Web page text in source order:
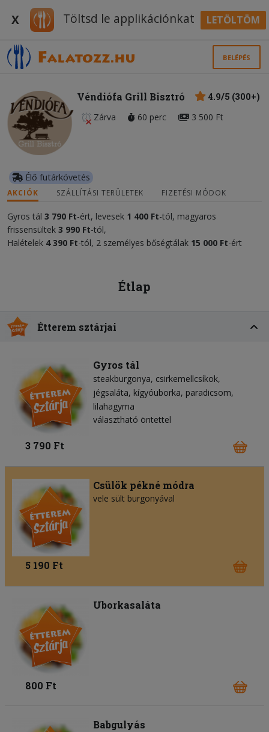
X Töltsd le applikációnkat LETÖLTÖM
BELÉPÉS
Véndiófa Grill Bisztró
4.9/5 (300+)
Zárva
60 perc 3 500 Ft
Élő futárkövetés
AKCIÓK SZÁLLÍTÁSI TERÜLETEK FIZETÉSI MÓDOK
Gyros tál 3 790 Ft-ért, levesek 1 400 Ft-tól, magyaros
frissensültek 3 990 Ft-tól,
Halételek 4 390 Ft-tól, 2 személyes bőségtálak 15 000 Ft-ért
Étlap
Étterem sztárjai
Gyros tál
steakburgonya csirkemellcsíkok
jégsaláta kígyóuborka paradicsom
lilahagyma
választható öntettel
3 790 Ft
Csülök pékné módra
vele sült burgonyával
5 190 Ft
Uborkasaláta
800 Ft
Babgulyás